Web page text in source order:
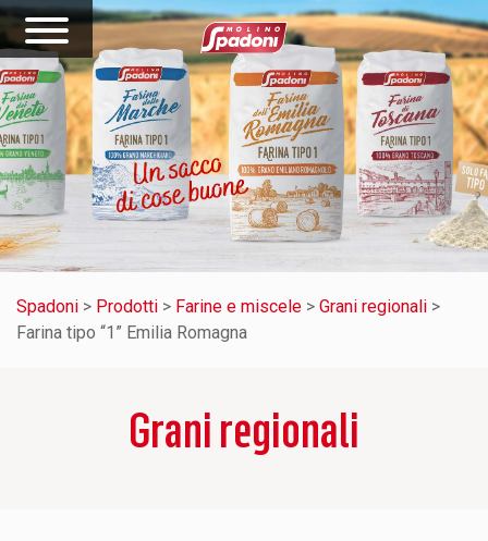
Spadoni > Prodotti > Farine e miscele > Grani regionali >
Farina tipo “1” Emilia Romagna
Grani regionali